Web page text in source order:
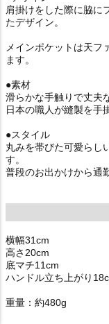
肩掛けをした際に脇に
たデザイン。
メインポケットは天フ
ます。
●素材
滑らかな手触りで丈夫
日本の職人が縫製を手
●スタイル
丸みを帯びた可愛らし
す。
普段のお出かけから通
横幅31cm
高さ20cm
底マチ11cm
ハンドル立ち上がり
重量：約480g